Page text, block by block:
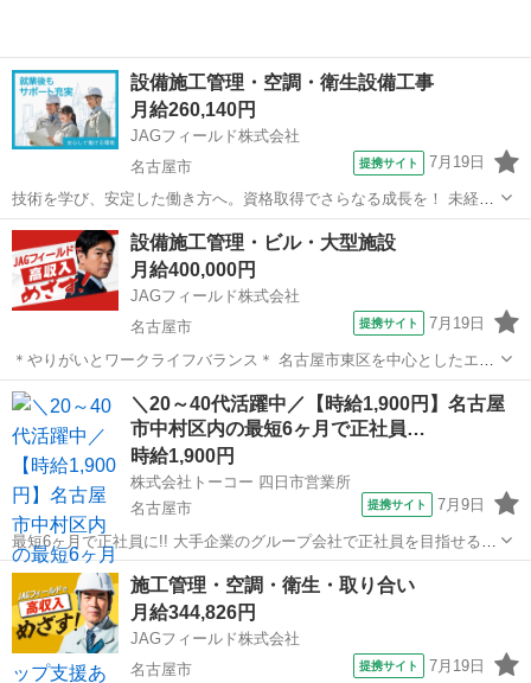
設備施工管理・空調・衛生設備工事
月給260,140円
JAGフィールド株式会社
名古屋市
提携サイト 7月19日
技術を学び、安定した働き方へ。資格取得でさらなる成長を！ 未経験
募集！ 研修からOJTでじっくり育てます。 最初のプロジェクトは、名
古屋市東区のビル設備工事を担当します。 主な業務内容
───────── ・安全管理：...
愛知 名古屋市 その他
設備施工管理・ビル・大型施設
月給400,000円
JAGフィールド株式会社
名古屋市
提携サイト 7月19日
＊やりがいとワークライフバランス＊ 名古屋市東区を中心としたエリ
アで、 ビルや各種建築物における設備施工管理業務をお任せします。
空調・給排水・衛生設備などを中心に、 工程・安全・品質管理を担当
いただくため、 これまでの...
愛知 その他
＼20～40代活躍中／【時給1,900円】名古屋
市中村区内の最短6ヶ月で正社員…
時給1,900円
株式会社トーコー 四日市営業所
名古屋市
提携サイト 7月9日
最短6ヶ月で正社員に!! 大手企業のグループ会社で正社員を目指せるお
仕事です。 〜お仕事内容〜 設備保全(電計) 保全計画に則した工事計
画・手配・工事管理 電計備品の管理 起業、修繕などの検討・見積など
設備故障時の緊急対応...
愛知 名古屋市 その他
施工管理・空調・衛生・取り合い
月給344,826円
JAGフィールド株式会社
名古屋市
提携サイト 7月19日